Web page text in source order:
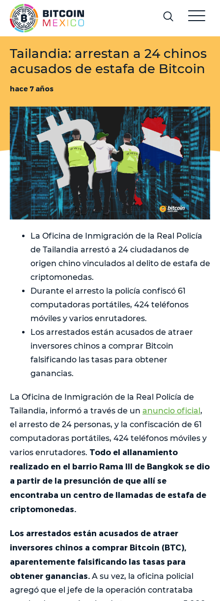
Tailandia: arrestan a 24 chinos
acusados de estafa de Bitcoin
hace 7 años
La Oficina de Inmigración de la Real Policía
de Tailandia arrestó a 24 ciudadanos de
origen chino vinculados al delito de estafa de
criptomonedas.
Durante el arresto la policía confiscó 61
computadoras portátiles, 424 teléfonos
móviles y varios enrutadores.
Los arrestados están acusados de atraer
inversores chinos a comprar Bitcoin
falsificando las tasas para obtener
ganancias.
La Oficina de Inmigración de la Real Policía de
Tailandia, informó a través de un anuncio oficial,
el arresto de 24 personas, y la confiscación de 61
computadoras portátiles, 424 teléfonos móviles y
varios enrutadores. Todo el allanamiento
realizado en el barrio Rama III de Bangkok se dio
a partir de la presunción de que allí se
encontraba un centro de llamadas de estafa de
criptomonedas.
Los arrestados están acusados de atraer
inversores chinos a comprar Bitcoin (BTC),
aparentemente falsificando las tasas para
obtener ganancias. A su vez, la oficina policial
agregó que el jefe de la operación contrataba